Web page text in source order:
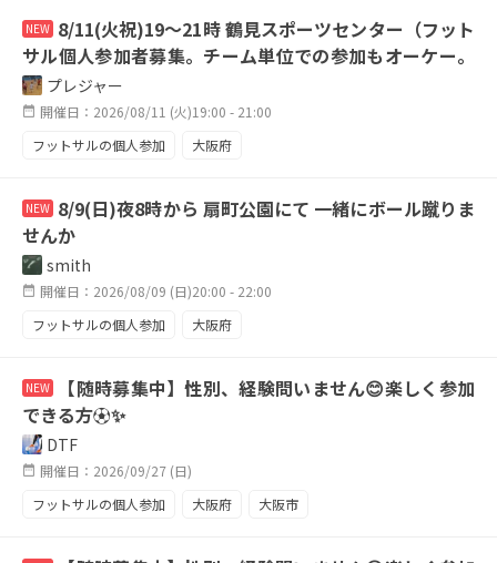
NEW 8/11(火祝)19〜21時 鶴見スポーツセンター（フット
サル個人参加者募集。チーム単位での参加もオーケー。
初心者は不可です。）
プレジャー
開催日：2026/08/11 (火)19:00 - 21:00
フットサルの個人参加
大阪府
NEW 8/9(日)夜8時から 扇町公園にて 一緒にボール蹴りま
せんか
smith
開催日：2026/08/09 (日)20:00 - 22:00
フットサルの個人参加
大阪府
NEW
【随時募集中】性別、経験問いません😊楽しく参加
できる方⚽✨
DTF
開催日：2026/09/27 (日)
フットサルの個人参加
大阪府 大阪市